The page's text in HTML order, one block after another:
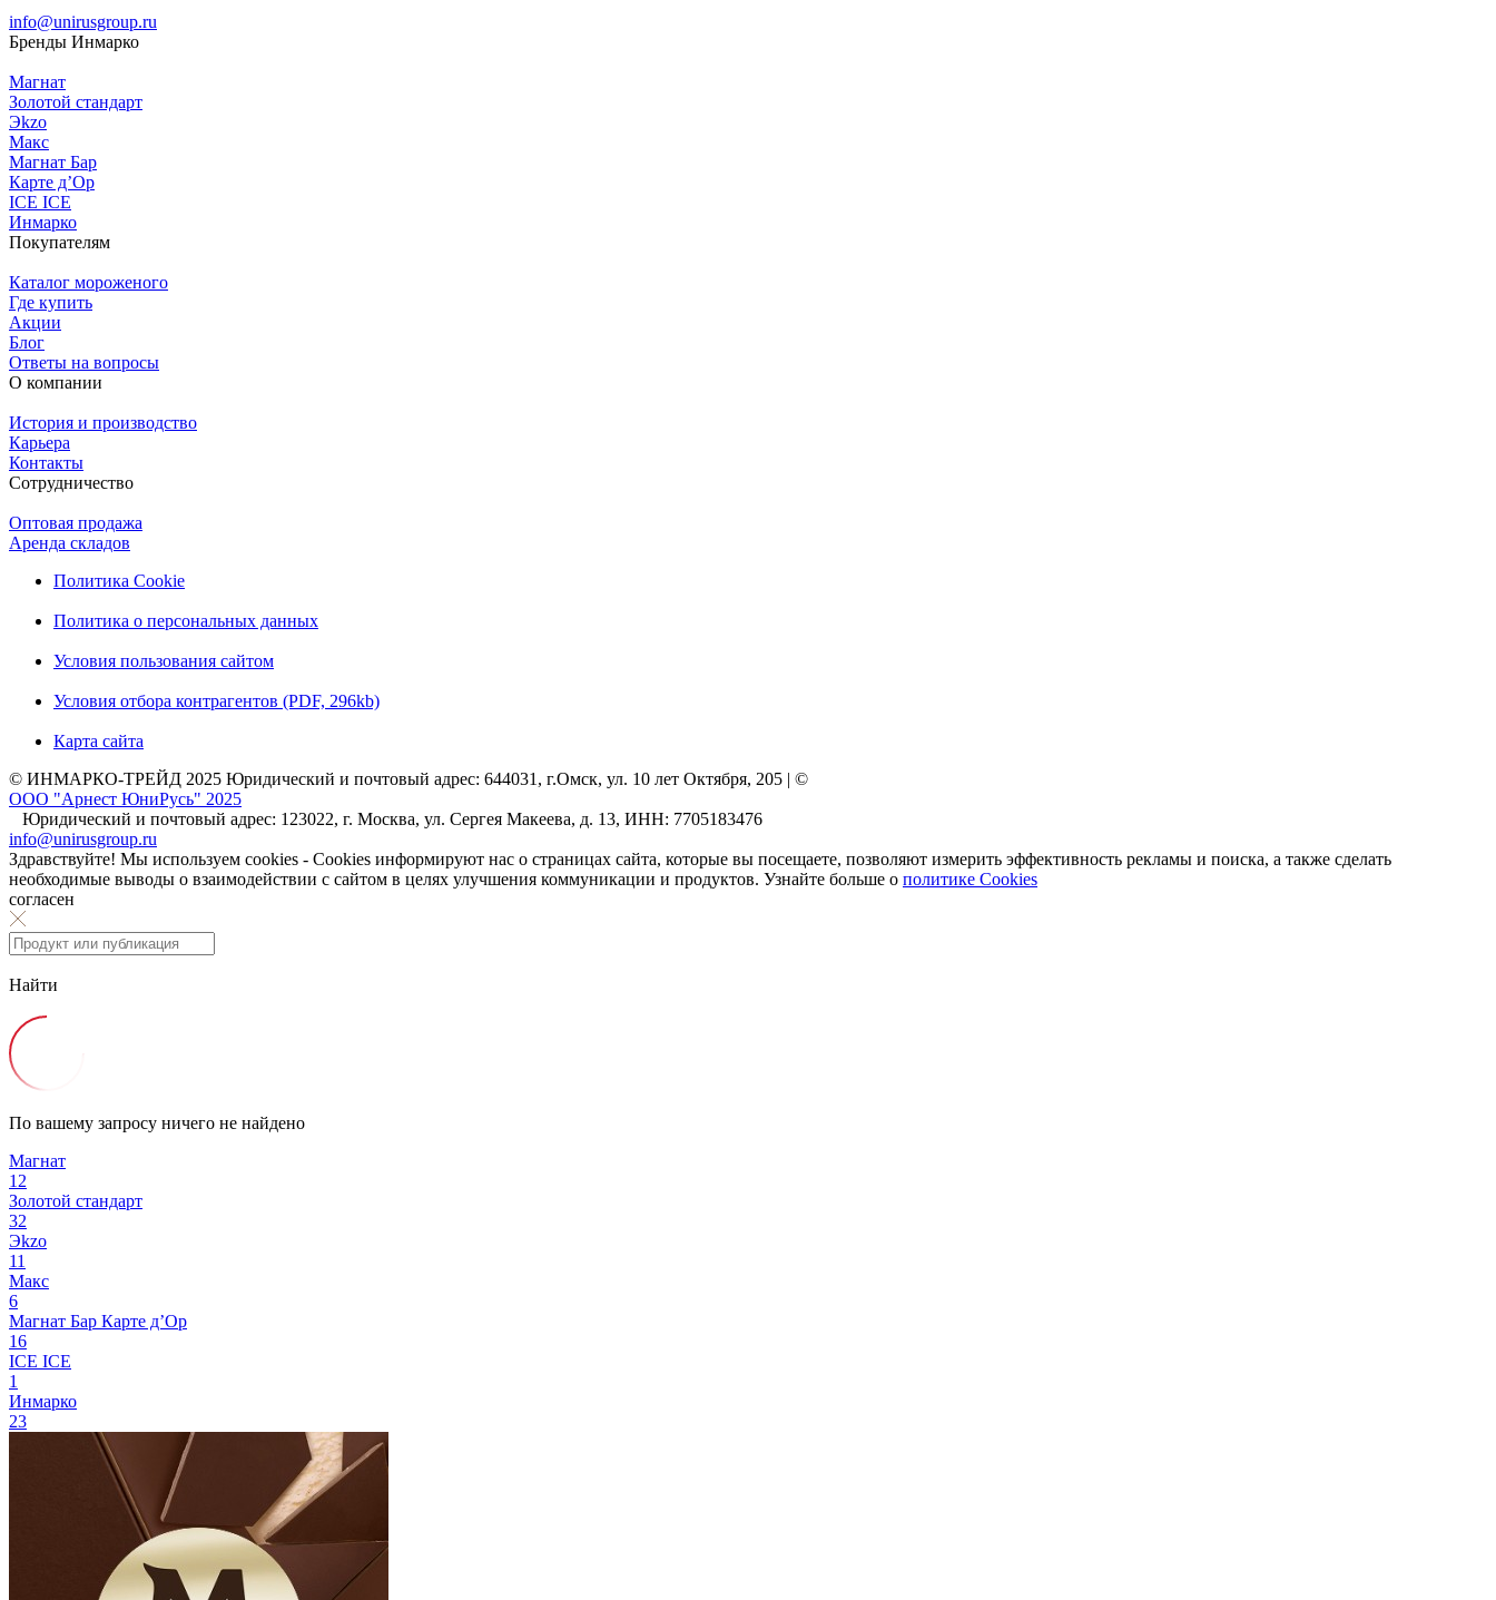
info@unirusgroup.ru
Бренды Инмарко
Магнат
Золотой стандарт
Эkzо
Макс
Магнат Бар
Карте д’Ор
ICE ICE
Инмарко
Покупателям
Каталог мороженого
Где купить
Акции
Блог
Ответы на вопросы
О компании
История и производство
Карьера
Контакты
Сотрудничество
Оптовая продажа
Аренда складов
Политика Cookie
Политика о персональных данных
Условия пользования сайтом
Условия отбора контрагентов (PDF, 296kb)
Карта сайта
© ИНМАРКО-ТРЕЙД 2025 Юридический и почтовый адрес: 644031, г.Омск, ул. 10 лет Октября, 205 | ©
ООО "Арнест ЮниРусь" 2025
Юридический и почтовый адрес: 123022, г. Москва, ул. Сергея Макеева, д. 13, ИНН: 7705183476
info@unirusgroup.ru
Здравствуйте! Мы используем cookies - Cookies информируют нас о страницах сайта, которые вы посещаете, позволяют измерить эффективность рекламы и поиска, а также сделать
необходимые выводы о взаимодействии с сайтом в целях улучшения коммуникации и продуктов. Узнайте больше о политике Cookies
согласен
Найти
По вашему запросу ничего не найдено
Магнат
12
Золотой стандарт
32
Эkzо
11
Макс
6
Магнат Бар Карте д’Ор
16
ICE ICE
1
Инмарко
23